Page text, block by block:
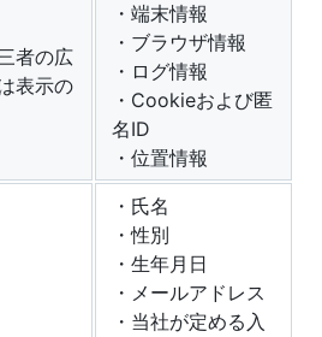
者の広
表示の
・端末情報
・ブラウザ情報
・ログ情報
・Cookieおよび匿
名ID
・位置情報
・氏名
・性別
・生年月日
・メールアドレス
・当社が定める入